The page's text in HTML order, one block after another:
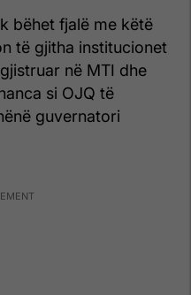
bëhet fjalë me këtë
të gjitha institucionet
në MTI dhe
si OJQ të
guvernatori